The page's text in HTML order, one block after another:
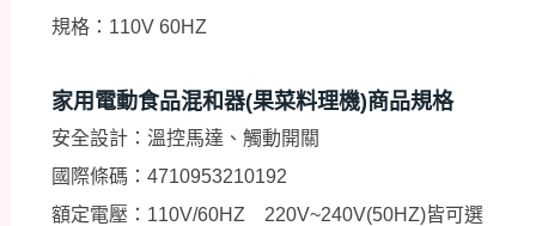
規格：110V 60HZ
家用電動食品混和器(果菜料理機)商品規格
安全設計：溫控馬達、觸動開關
國際條碼：4710953210192
額定電壓：110V/60HZ 220V~240V(50HZ)皆可選